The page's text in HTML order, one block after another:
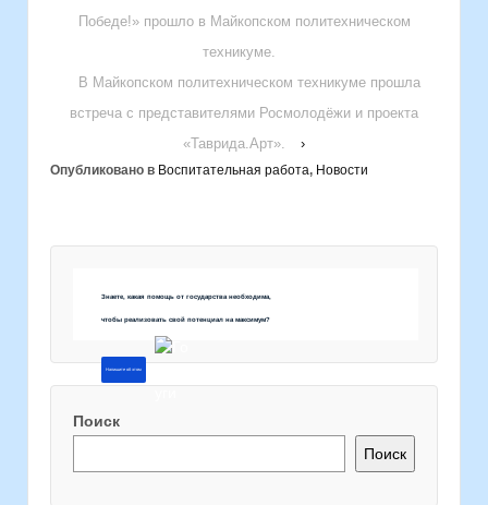
Победе!» прошло в Майкопском политехническом
техникуме.
В Майкопском политехническом техникуме прошла
встреча с представителями Росмолодёжи и проекта
«Таврида.Арт».
›
Опубликовано в Воспитательная работа, Новости
Знаете, какая помощь от государства необходима,
чтобы реализовать свой потенциал на максимум?
Напишите об этом
Поиск
Поиск